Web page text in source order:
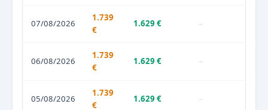
07/08/2026
1.739
€
1.629 € –
06/08/2026
1.739
€
1.629 € –
05/08/2026
1.739
€
1.629 € –